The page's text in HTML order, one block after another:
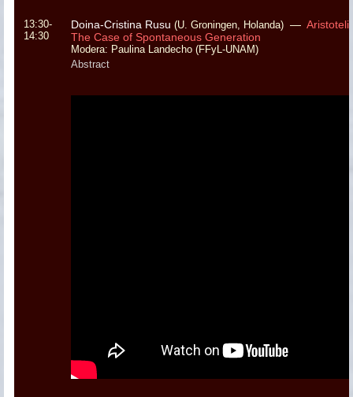
13:30-
14:30
Doina-Cristina Rusu (U. Groningen, Holanda) —
The Case of Spontaneous Generation
Modera: Paulina Landecho (FFyL-UNAM)
Abstract